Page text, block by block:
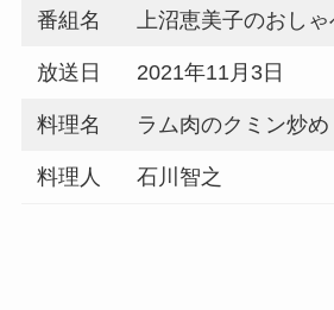
番組名 上沼恵美子のおし
放送日 2021年11月3日
料理名 ラム肉のクミン炒め
料理人 石川智之